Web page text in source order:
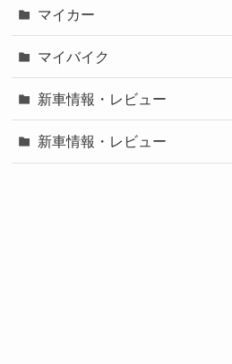
マイカー
マイバイク
新車情報・レビュー
新車情報・レビュー